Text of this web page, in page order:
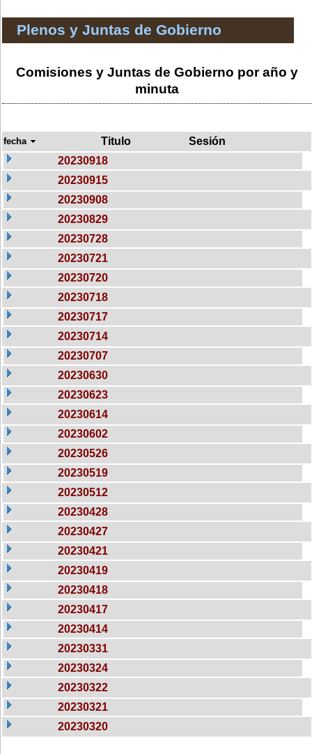
Plenos y Juntas de Gobierno
Comisiones y Juntas de Gobierno por año y
minuta
fecha Titulo
Sesión
20230918
20230915
20230908
20230829
20230728
20230721
20230720
20230718
20230717
20230714
20230707
20230630
20230623
20230614
20230602
20230526
20230519
20230512
20230428
20230427
20230421
20230419
20230418
20230417
20230414
20230331
20230324
20230322
20230321
20230320